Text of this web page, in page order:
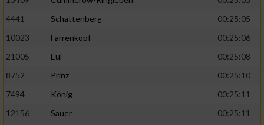
4441
Schattenberg
00:25:05
10023
Farrenkopf
00:25:06
21005
Eul
00:25:08
8752
Prinz
00:25:10
7494
König
00:25:11
12156
Sauer
00:25:11